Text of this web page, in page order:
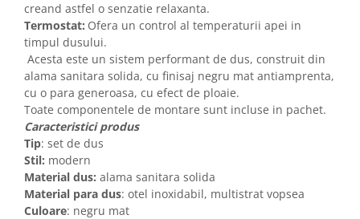
creand astfel o senzatie relaxanta.
Termostat: Ofera un control al temperaturii apei in
timpul dusului.
Acesta este un sistem performant de dus, construit din
alama sanitara solida, cu finisaj negru mat antiamprenta,
cu o para generoasa, cu efect de ploaie.
Toate componentele de montare sunt incluse in pachet.
Caracteristici produs
Tip: set de dus
Stil: modern
Material dus: alama sanitara solida
Material para dus: otel inoxidabil, multistrat vopsea
Culoare: negru mat